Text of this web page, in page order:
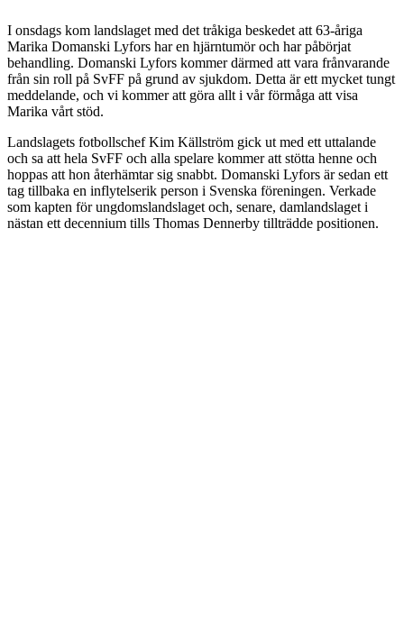
I onsdags kom landslaget med det tråkiga beskedet att 63-åriga
Marika Domanski Lyfors har en hjärntumör och har påbörjat
behandling. Domanski Lyfors kommer därmed att vara frånvarande
från sin roll på SvFF på grund av sjukdom. Detta är ett mycket tungt
meddelande, och vi kommer att göra allt i vår förmåga att visa
Marika vårt stöd.
Landslagets fotbollschef Kim Källström gick ut med ett uttalande
och sa att hela SvFF och alla spelare kommer att stötta henne och
hoppas att hon återhämtar sig snabbt. Domanski Lyfors är sedan ett
tag tillbaka en inflytelserik person i Svenska föreningen. Verkade
som kapten för ungdomslandslaget och, senare, damlandslaget i
nästan ett decennium tills Thomas Dennerby tillträdde positionen.